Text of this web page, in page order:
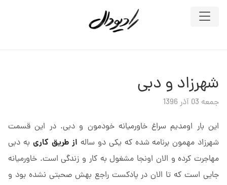
شهرزاد و دبی
جمعه 03 آذر 1396
این بار اومدیم سراغ خاورمیانه خودمون و دبی. در این قسمت
شهرزاد مهمون برنامه شده که یکی دو ساله از طریق کاری به دبی
مهاجرت کرده و الان اونجا مشغول به کار و زندگی است. خاورمیانه
جایی است که تا الان در پادکست راجع بهش صحبتی نشده بود و